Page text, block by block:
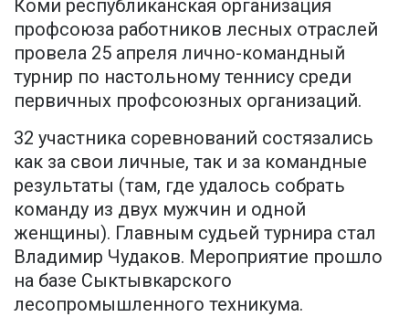
Коми республиканская организация
профсоюза работников лесных отраслей
провела 25 апреля лично-командный
турнир по настольному теннису среди
первичных профсоюзных организаций.
32 участника соревнований состязались
как за свои личные, так и за командные
результаты (там, где удалось собрать
команду из двух мужчин и одной
женщины). Главным судьей турнира стал
Владимир Чудаков. Мероприятие прошло
на базе Сыктывкарского
лесопромышленного техникума.